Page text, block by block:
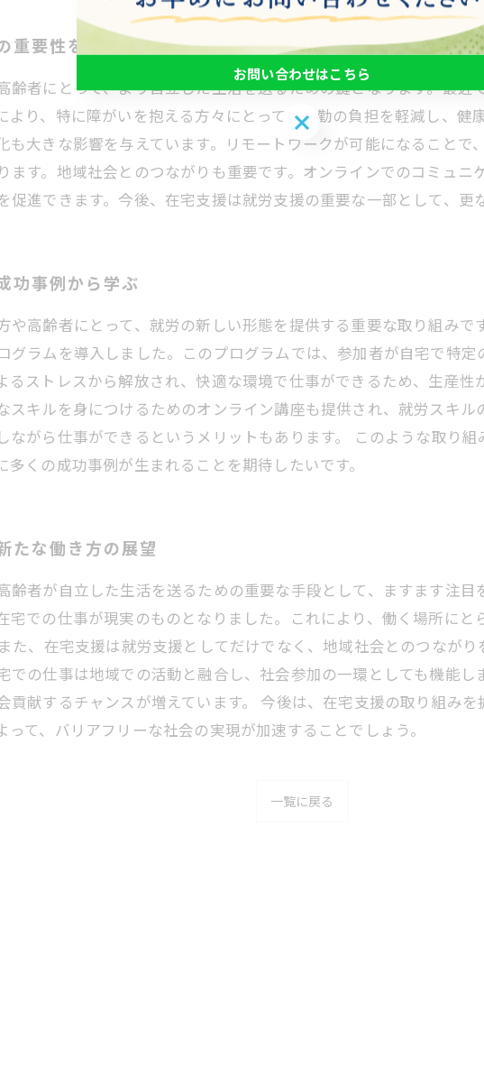
重要性を再考する
齢者にとって、より自立した生活を送るための鍵となります。最
より、特に障がいを抱える方々にとって、通勤の負担を軽減し、
も大きな影響を与えています。リモートワークが可能になることで
ます。地域社会とのつながりも重要です。オンラインでのコミュ
進できます。今後、在宅支援は就労支援の重要な一部として、更
功事例から学ぶ
や高齢者にとって、就労の新しい形態を提供する重要な取り組み
グラムを導入しました。このプログラムでは、参加者が自宅で特
るストレスから解放され、快適な環境で仕事ができるため、生産
スキルを身につけるためのオンライン講座も提供され、就労スキル
ながら仕事ができるというメリットもあります。 このような取り
くの成功事例が生まれることを期待したいです。
たな働き方の展望
齢者が自立した生活を送るための重要な手段として、ますます注
宅での仕事が現実のものとなりました。これにより、働く場所に
た、在宅支援は就労支援としてだけでなく、地域社会とのつなが
での仕事は地域での活動と融合し、社会参加の一環としても機能し
貢献するチャンスが増えています。 今後は、在宅支援の取り組み
て、バリアフリーな社会の実現が加速することでしょう。
一覧に戻る
お問い合わせはこちら
お問い合わせはこちら